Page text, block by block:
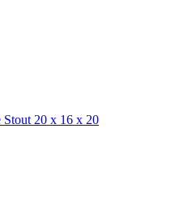
20 x 16 x 20